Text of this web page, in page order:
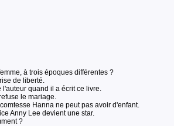
à trois époques différentes ?
de liberté.
l'auteur quand il a écrit ce livre.
le mariage.
Hanna ne peut pas avoir d'enfant.
Anny Lee devient une star.
?